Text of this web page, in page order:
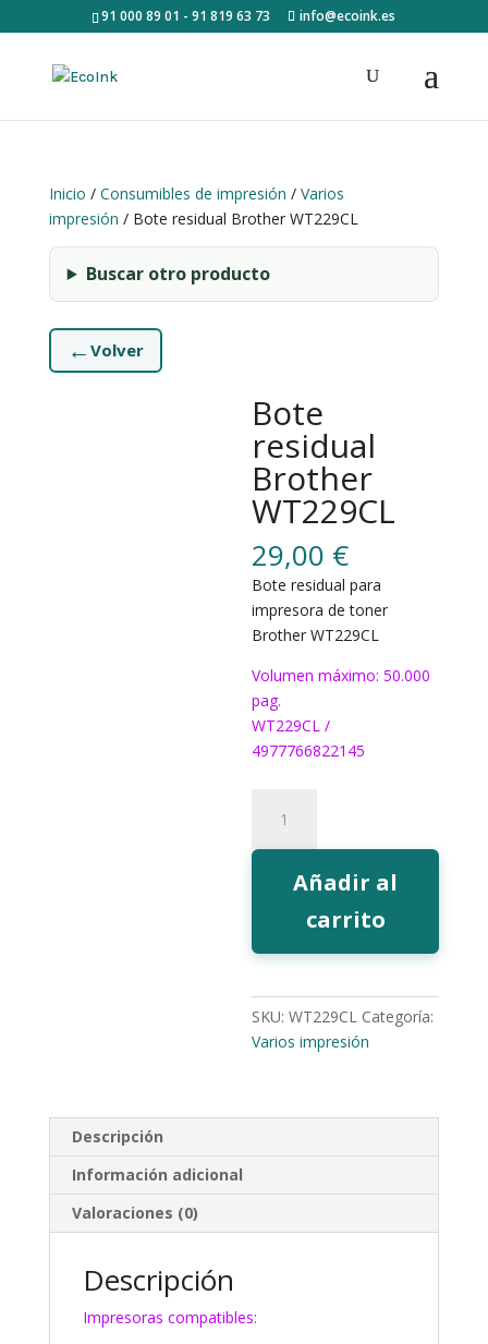
91 000 89 01 - 91 819 63 73 info@ecoink.es
Inicio / Consumibles de impresión / Varios
impresión / Bote residual Brother WT229CL
Buscar otro producto
← Volver
Bote
residual
Brother
WT229CL
29,00 €
Bote residual para
impresora de toner
Brother WT229CL
Volumen máximo: 50.000
pag.
WT229CL /
4977766822145
residual
Brother
WT229CLAñadir al
carrito
SKU:WT229CL Categoría:
Varios impresión
Descripción
Información adicional
Valoraciones (0)
Descripción
Impresoras compatibles: